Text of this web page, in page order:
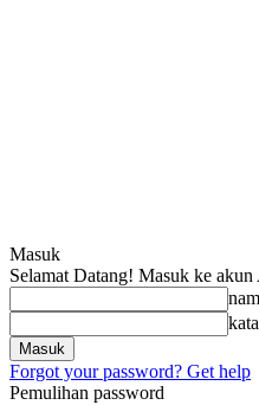
Masuk
Selamat Datang! Masuk ke akun
Forgot your password? Get help
Pemulihan password